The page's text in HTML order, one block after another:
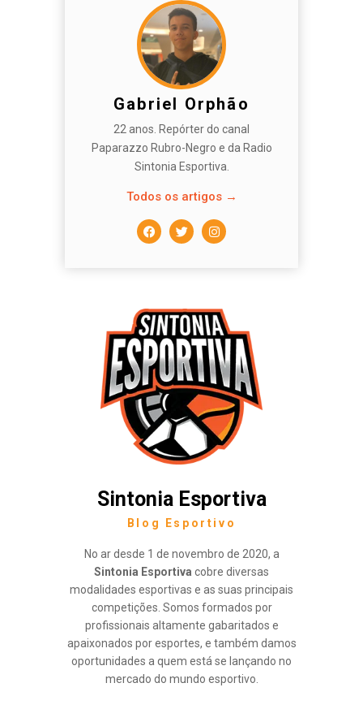
Gabriel Orphão
22 anos. Repórter do canal
Paparazzo Rubro-Negro e da Radio
Sintonia Esportiva.
Todos os artigos →
Sintonia Esportiva
Blog Esportivo
No ar desde 1 de novembro de 2020, a
Sintonia Esportiva cobre diversas
modalidades esportivas e as suas principais
competições. Somos formados por
profissionais altamente gabaritados e
apaixonados por esportes, e também damos
oportunidades a quem está se lançando no
mercado do mundo esportivo.